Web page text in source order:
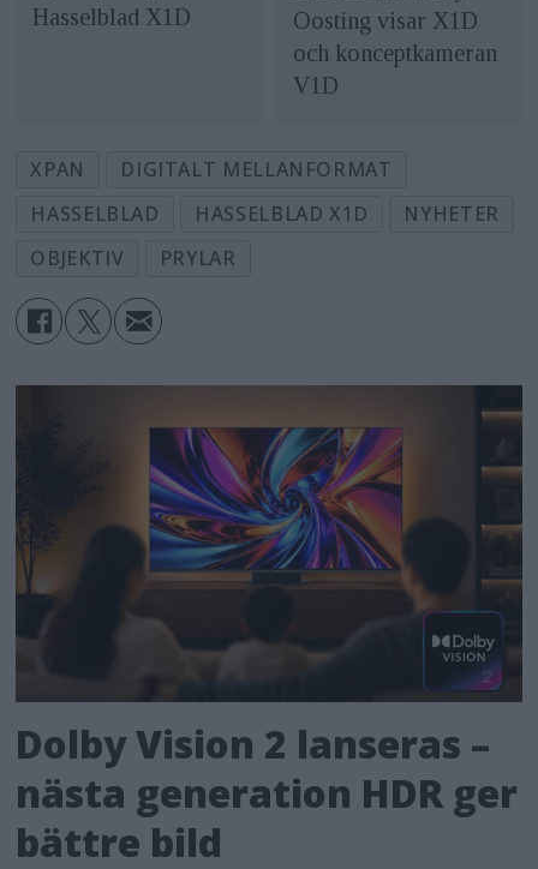
Hasselblad X1D
Oosting visar X1D
och konceptkameran
V1D
XPAN
DIGITALT MELLANFORMAT
HASSELBLAD
HASSELBLAD X1D
NYHETER
OBJEKTIV
PRYLAR
Dolby Vision 2 lanseras –
nästa generation HDR ger
bättre bild